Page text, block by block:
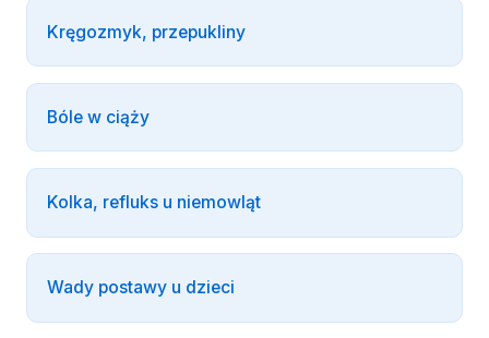
Kręgozmyk, przepukliny
Bóle w ciąży
Kolka, refluks u niemowląt
Wady postawy u dzieci